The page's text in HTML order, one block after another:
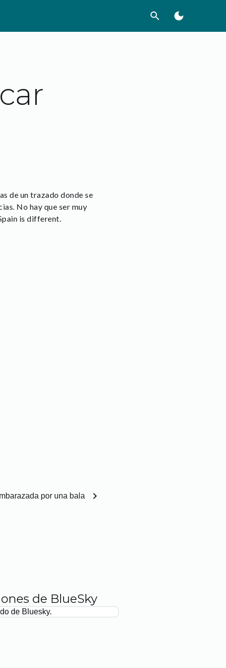
search dark_mode
de un trazado donde se
No hay que ser muy
is different.
por una bala chevron_right
de BlueSky
de Bluesky.